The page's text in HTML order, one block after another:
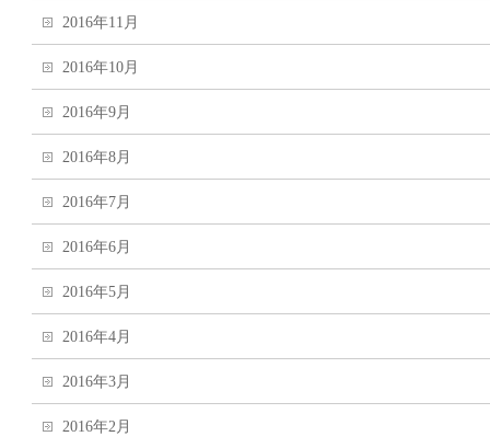
2016年11月
2016年10月
2016年9月
2016年8月
2016年7月
2016年6月
2016年5月
2016年4月
2016年3月
2016年2月